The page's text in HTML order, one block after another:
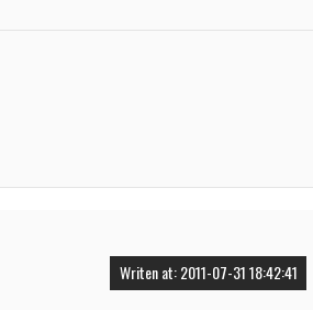
Writen at: 2011-07-31 18:42:41